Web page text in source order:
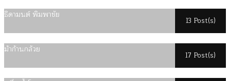
ธิดามนต์ พิมพาชัย
13 Post(s)
ม้าก้านกล้วย
17 Post(s)